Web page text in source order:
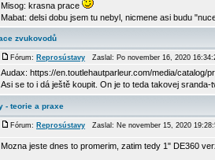
Misog: krasna prace
Mabat: delsi dobu jsem tu nebyl, nicmene asi budu
zvukovodů
Fórum: Reprosústavy Zaslal: Po november 16, 2020
Audax: https://en.toutlehautparleur.com/media/catalog/
Asi se to i dá ještě koupit. On je to teda takovej
- teorie a praxe
Fórum: Reprosústavy Zaslal: Ne november 15, 2020
Mozna jeste dnes to promerim, zatim tedy 1" DE360